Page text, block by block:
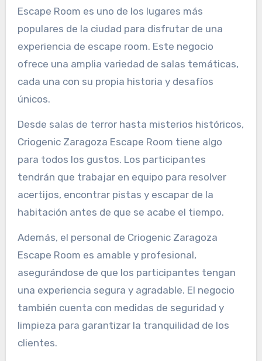
Escape Room es uno de los lugares más
populares de la ciudad para disfrutar de una
experiencia de escape room. Este negocio
ofrece una amplia variedad de salas temáticas,
cada una con su propia historia y desafíos
únicos.
Desde salas de terror hasta misterios históricos,
Criogenic Zaragoza Escape Room tiene algo
para todos los gustos. Los participantes
tendrán que trabajar en equipo para resolver
acertijos, encontrar pistas y escapar de la
habitación antes de que se acabe el tiempo.
Además, el personal de Criogenic Zaragoza
Escape Room es amable y profesional,
asegurándose de que los participantes tengan
una experiencia segura y agradable. El negocio
también cuenta con medidas de seguridad y
limpieza para garantizar la tranquilidad de los
clientes.